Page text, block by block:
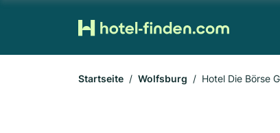
Startseite Wolfsburg Hotel Die Börse